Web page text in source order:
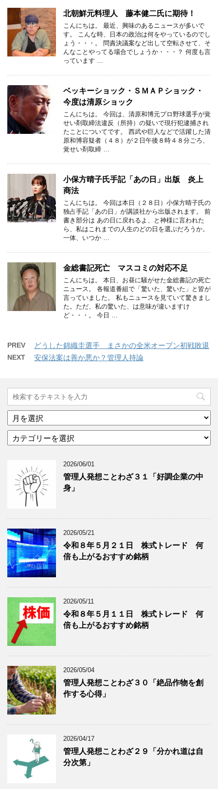
北朝鮮元料理人 藤本健二氏に期待！
こんにちは。 最近、興味のあるニュースが多いで
す。 こんな時、日本の政治は何をやっているのでし
ょう・・・。 問責決議案など出して空転させて、そ
んなことやってる場合でしょうか・・・？ 何度も言
っています …
ベッキーショック・ＳＭＡＰショック・
今度は清原ショック
こんにちは。 今回は、清原和博元プロ野球選手が覚
せい剤取締法違反（所持）の疑いで現行犯逮捕され
たことについてです。 西武や巨人などで活躍した清
原和博容疑者（４８）が２日午後８時４８分ごろ、
覚せい剤取締 …
小保方晴子氏手記「あの日」出版 炎上
商法
こんにちは。 今回は本日（２８日）小保方晴子氏の
独占手記「あの日」が講談社から出版されます。 前
書き部分は あの日に戻れるよ、と神様に言われた
ら、私はこれまでの人生のどの日を選ぶだろうか。
一体、いつか …
金総書記死亡 マスコミの対応不足
こんにちは。 本日、お昼に騒がせた金総書記の死亡
ニュース。 各報道番組で「驚いた、驚いた」と皆が
言っていました。 私もニュースを見ていて驚きまし
た。ただ、私の驚いた、は意味が違いますけ
ど・・・。 今日 …
PREV どうした錦織圭選手 まさかの全米オープン初戦敗退
NEXT 安保法案は善か悪か？管理人持論
ア
ー
イ
グ
記
事
を
表
示
テ
ー
グ
記
事
を
表
示
2026/06/01
管理人発想ことわざ３１「好調企業の中
身」
2026/05/21
令和８年５月２１日 株式トレード 何
倍も上がるおすすめ銘柄
2026/05/11
令和８年５月１１日 株式トレード 何
倍も上がるおすすめ銘柄
2026/05/04
管理人発想ことわざ３０「絶品作物を創
作する心得」
2026/04/17
管理人発想ことわざ２９「分かれ道は自
分次第」